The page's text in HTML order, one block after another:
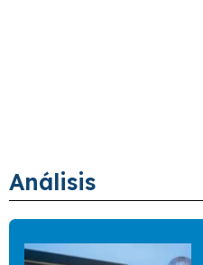
Análisis